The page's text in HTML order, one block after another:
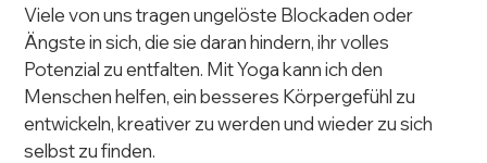
Viele von uns tragen ungelöste Blockaden oder
Ängste in sich, die sie daran hindern, ihr volles
Potenzial zu entfalten. Mit Yoga kann ich den
Menschen helfen, ein besseres Körpergefühl zu
entwickeln, kreativer zu werden und wieder zu sich
selbst zu finden.